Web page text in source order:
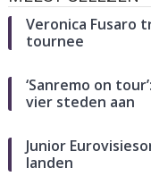
Veronica Fusaro
tournee
‘Sanremo on
vier steden aan
Junior
landen